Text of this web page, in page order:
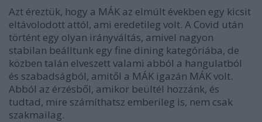
Azt éreztük, hogy a MÁK az elmúlt években egy kicsit
eltávolodott attól, ami eredetileg volt. A Covid után
történt egy olyan irányváltás, amivel nagyon
stabilan beálltunk egy fine dining kategóriába, de
közben talán elveszett valami abból a hangulatból
és szabadságból, amitől a MÁK igazán MÁK volt.
Abból az érzésből, amikor beültél hozzánk, és
tudtad, mire számíthatsz emberileg is, nem csak
szakmailag.